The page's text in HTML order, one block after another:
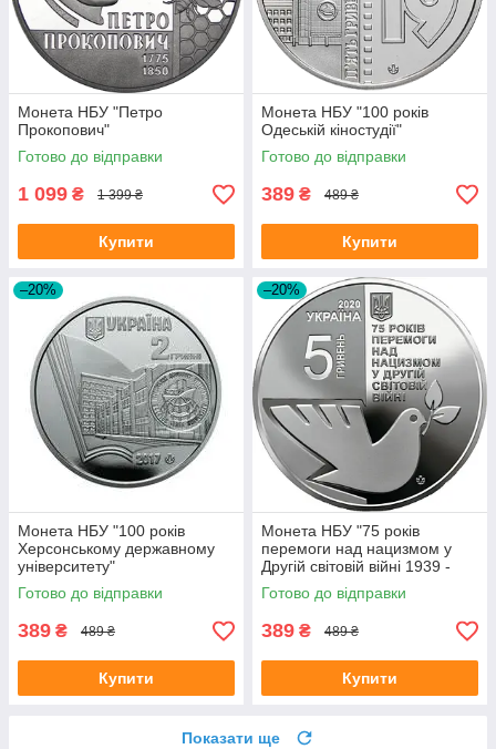
Монета НБУ "Петро
Прокопович"
Готово до відправки
1 099 ₴ 1 399 ₴
Купити
Монета НБУ "100 років
Одеській кіностудії"
Готово до відправки
389 ₴ 489 ₴
Купити
–20%
Монета НБУ "100 років
Херсонському державному
університету"
Готово до відправки
389 ₴ 489 ₴
Купити
–20%
Монета НБУ "75 років
перемоги над нацизмом у
Другій світовій війні 1939 -
1945 років"
Готово до відправки
389 ₴ 489 ₴
Купити
Показати ще